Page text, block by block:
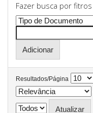
Fazer busca por fitros
Resultados/Página